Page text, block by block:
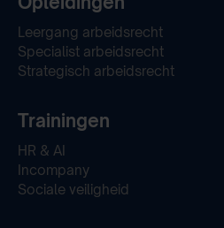
Leergang arbeidsrecht
Specialist arbeidsrecht
Strategisch arbeidsrecht
Trainingen
HR & AI
Incompany
Sociale veiligheid